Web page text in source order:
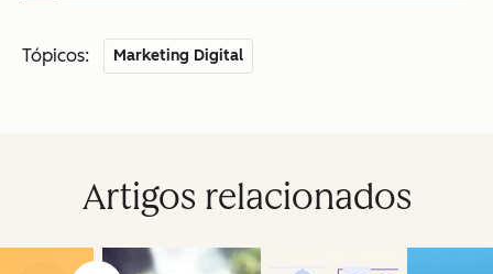
Tópicos: Marketing Digital
Artigos relacionados